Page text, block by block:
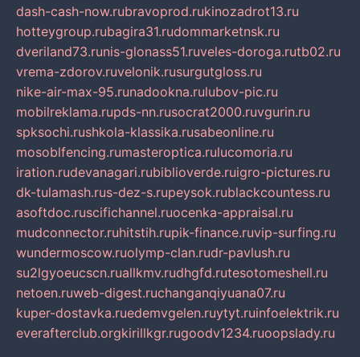
dash-cash-now.rubravoprod.rukinozadrot13.ru
hotteygroup.rubagira31.rudommarketnsk.ru
dveriland73.runis-glonass51.ruveles-doroga.rutb02.ru
vrema-zdorov.ruvelonik.rusurgutgloss.ru
nike-air-max-95.runadookna.rulubov-pic.ru
mobilreklama.rupds-nn.rusocrat2000.ruvgurin.ru
spksochi.rushkola-klassika.rusabeonline.ru
mosoblfencing.rumasteroptica.rulucomoria.ru
iration.rudevanagari.rubiblioverde.ruigro-pictures.ru
dk-tulamash.rus-dez-s.rupeysok.rublackcountess.ru
asoftdoc.ruscifichannel.ruocenka-appraisal.ru
mudconnector.ruhitstih.rupik-finance.ruvip-surfing.ru
wundermoscow.ruolymp-clan.rudr-pavlush.ru
su2lgyoeucscn.ruallkmv.rudhgfd.rutesotomeshell.ru
netoen.ruweb-digest.ruchanganqiyuana07.ru
kuper-dostavka.ruedemvgelen.ruytyt.ruinfoelektrik.ru
everafterclub.orgkirillkgr.rugoodv1234.ruoopslady.ru